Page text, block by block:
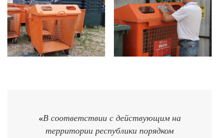
«В соответствии с действующим на
территории республики порядком